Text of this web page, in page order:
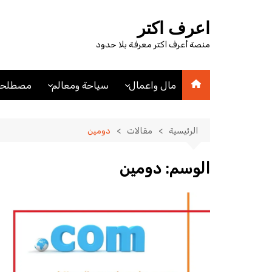
اعرف اكتر
منصة أعرف اكتر معرفة بلا حدود
مال واعمال
مصطلحات اقتصادية
سياحة ومعالم
فنادق
الرئيسية مقالات دومين
الوسم: دومين